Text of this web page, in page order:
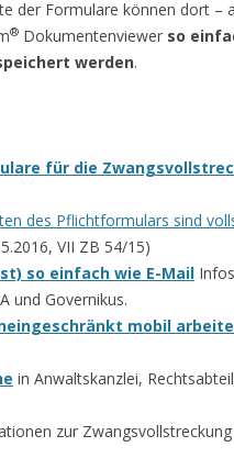
der Formulare können dort –
® Dokumentenviewer so
werden.
für die
des Pflichtformulars sind
VII ZB 54/15)
so einfach wie E-Mail
und Governikus.
mobil
in Anwaltskanzlei,
zur